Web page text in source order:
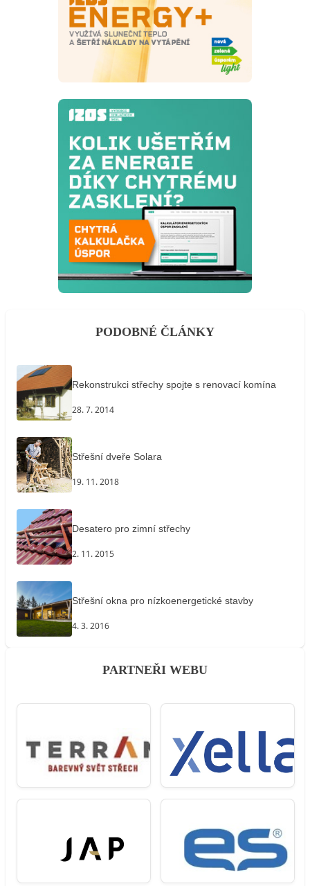
PODOBNÉ ČLÁNKY
Rekonstrukci střechy spojte s renovací komína
28. 7. 2014
Střešní dveře Solara
19. 11. 2018
Desatero pro zimní střechy
2. 11. 2015
Střešní okna pro nízkoenergetické stavby
4. 3. 2016
PARTNEŘI WEBU